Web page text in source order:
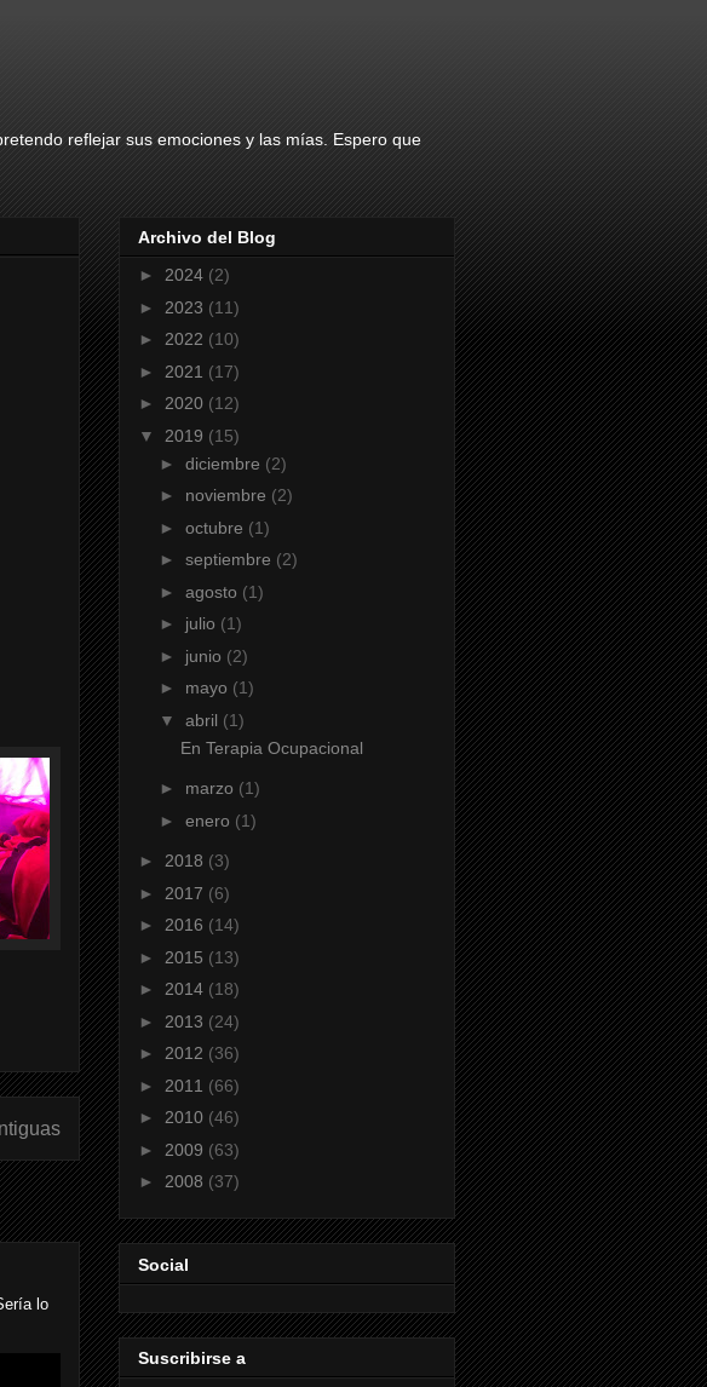
reflejar sus emociones y las mías. Espero que
lo
Archivo del Blog
► 2024 (2)
► 2023 (11)
► 2022 (10)
► 2021 (17)
► 2020 (12)
▼ 2019 (15)
► diciembre (2)
► noviembre (2)
► octubre (1)
► septiembre (2)
► agosto (1)
► julio (1)
► junio (2)
► mayo (1)
▼ abril (1)
En Terapia Ocupacional
► marzo (1)
► enero (1)
► 2018 (3)
► 2017 (6)
► 2016 (14)
► 2015 (13)
► 2014 (18)
► 2013 (24)
► 2012 (36)
► 2011 (66)
► 2010 (46)
► 2009 (63)
► 2008 (37)
Social
Suscribirse a